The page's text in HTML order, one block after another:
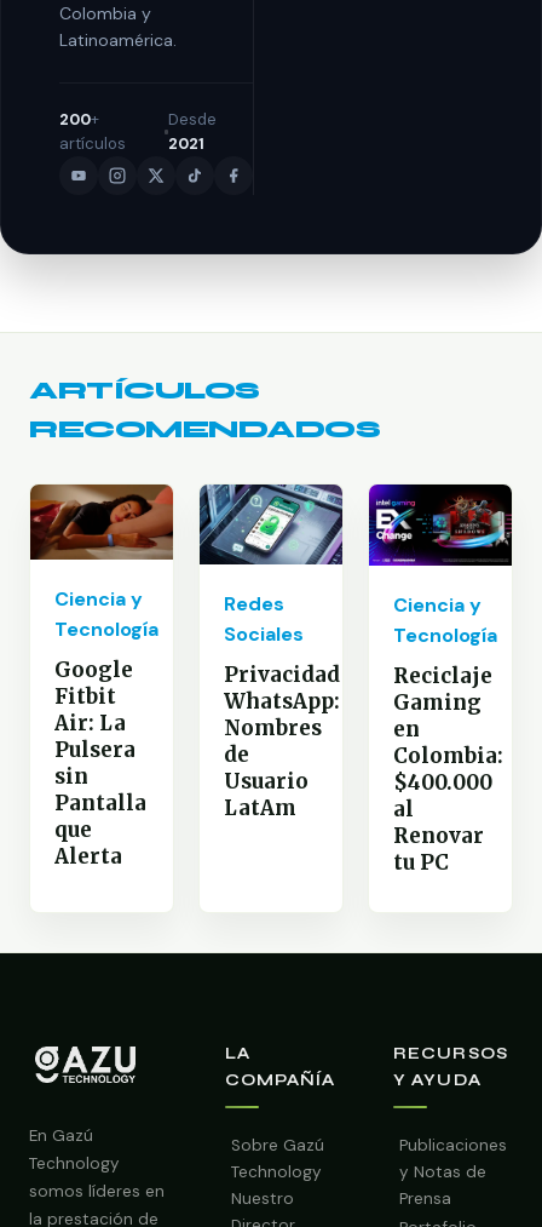
Colombia y
Latinoamérica.
200+
artículos
Desde
2021
ARTÍCULOS
RECOMENDADOS
Ciencia y
Tecnología
Google
Fitbit
Air: La
Pulsera
sin
Pantalla
que
Alerta
Redes
Sociales
Privacidad
WhatsApp:
Nombres
de
Usuario
LatAm
Ciencia y
Tecnología
Reciclaje
Gaming
en
Colombia:
$400.000
al
Renovar
tu PC
En Gazú
Technology
somos líderes en
la prestación de
LA
COMPAÑÍA
Sobre Gazú
Technology
Nuestro
RECURSOS
Y AYUDA
Publicaciones
y Notas de
Prensa